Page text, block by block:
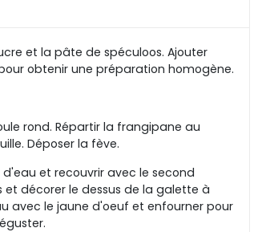
et la pâte de spéculoos. Ajouter
obtenir une préparation homogène.
rond. Répartir la frangipane au
Déposer la fève.
et recouvrir avec le second
et décorer le dessus de la galette à
avec le jaune d'oeuf et enfourner pour